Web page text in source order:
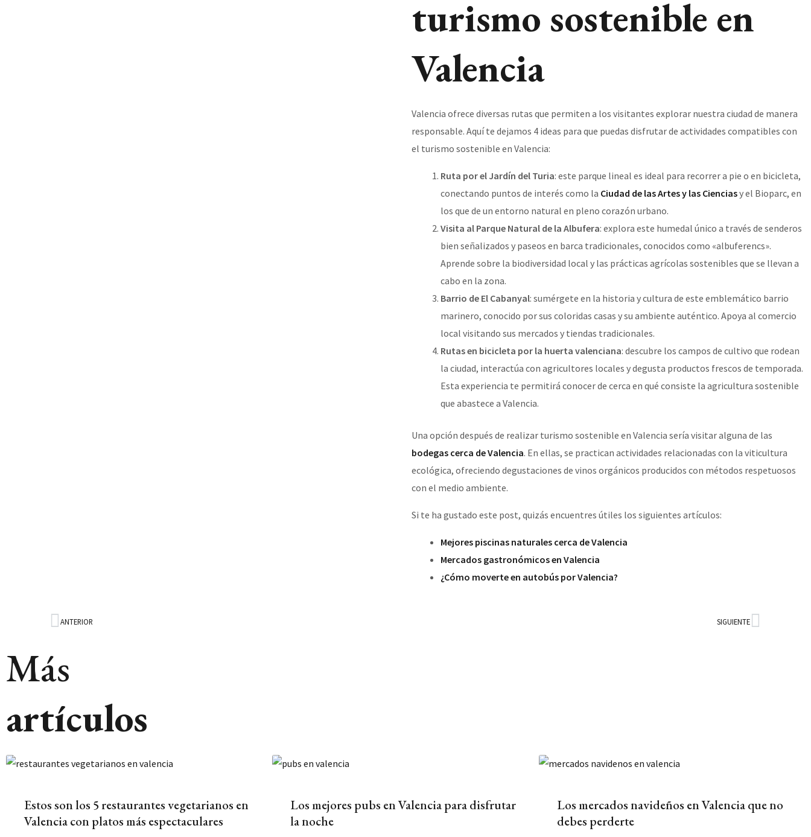
turismo sostenible en
Valencia
Valencia ofrece diversas rutas que permiten a los visitantes explorar nuestra ciudad de manera
responsable. Aquí te dejamos 4 ideas para que puedas disfrutar de actividades compatibles con
el turismo sostenible en Valencia:
Ruta por el Jardín del Turia: este parque lineal es ideal para recorrer a pie o en bicicleta,
conectando puntos de interés como la Ciudad de las Artes y las Cienciasy el Bioparc, en
los que de un entorno natural en pleno corazón urbano.
Visita al Parque Natural de la Albufera: explora este humedal único a través de senderos
bien señalizados y paseos en barca tradicionales, conocidos como «albuferencs».
Aprende sobre la biodiversidad local y las prácticas agrícolas sostenibles que se llevan a
cabo en la zona.
Barrio de El Cabanyal: sumérgete en la historia y cultura de este emblemático barrio
marinero, conocido por sus coloridas casas y su ambiente auténtico. Apoya al comercio
local visitando sus mercados y tiendas tradicionales.
Rutas en bicicleta por la huerta valenciana: descubre los campos de cultivo que rodean
la ciudad, interactúa con agricultores locales y degusta productos frescos de temporada.
Esta experiencia te permitirá conocer de cerca en qué consiste la agricultura sostenible
que abastece a Valencia.
Una opción después de realizar turismo sostenible en Valencia sería visitar alguna de las
bodegas cerca de Valencia. En ellas, se practican actividades relacionadas con la viticultura
ecológica, ofreciendo degustaciones de vinos orgánicos producidos con métodos respetuosos
con el medio ambiente.
Si te ha gustado este post, quizás encuentres útiles los siguientes artículos:
Mejores piscinas naturales cerca de Valencia
Mercados gastronómicos en Valencia
¿Cómo moverte en autobús por Valencia?
Ant
ANTERIOR SIGUIENTE
Más
artículos
Estos son los 5 restaurantes vegetarianos en
Valencia con platos más espectaculares
Los mejores pubs en Valencia para disfrutar
la noche
Los mercados navideños en Valencia que no
debes perderte